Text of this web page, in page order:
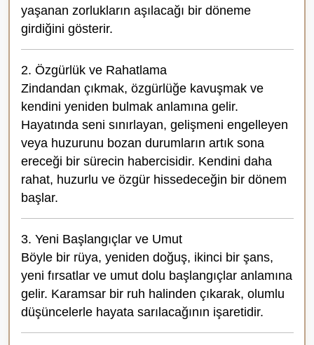
yaşanan zorlukların aşılacağı bir döneme
girdiğini gösterir.
2. Özgürlük ve Rahatlama
Zindandan çıkmak, özgürlüğe kavuşmak ve
kendini yeniden bulmak anlamına gelir.
Hayatında seni sınırlayan, gelişmeni engelleyen
veya huzurunu bozan durumların artık sona
ereceği bir sürecin habercisidir. Kendini daha
rahat, huzurlu ve özgür hissedeceğin bir dönem
başlar.
3. Yeni Başlangıçlar ve Umut
Böyle bir rüya, yeniden doğuş, ikinci bir şans,
yeni fırsatlar ve umut dolu başlangıçlar anlamına
gelir. Karamsar bir ruh halinden çıkarak, olumlu
düşüncelerle hayata sarılacağının işaretidir.